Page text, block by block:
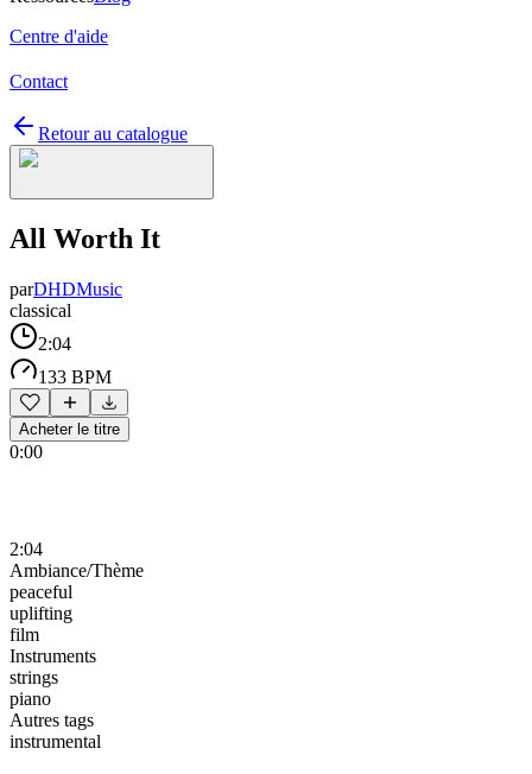
Centre d'aide
Contact
Retour au catalogue
All Worth It
parDHDMusic
classical
2:04
133 BPM
Acheter le titre
0:00
2:04
Ambiance/Thème
peaceful
uplifting
film
Instruments
strings
piano
Autres tags
instrumental